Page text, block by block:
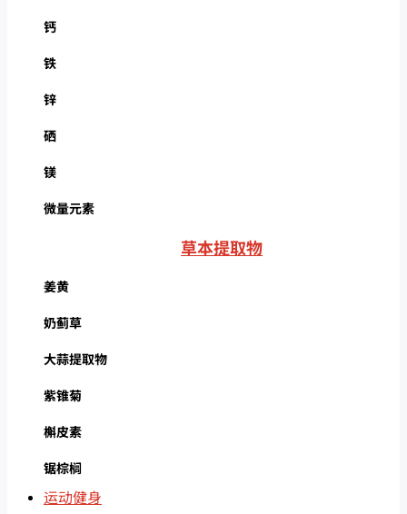
钙
铁
锌
硒
镁
微量元素
草本提取物
姜黄
奶蓟草
大蒜提取物
紫锥菊
槲皮素
锯棕榈
运动健身